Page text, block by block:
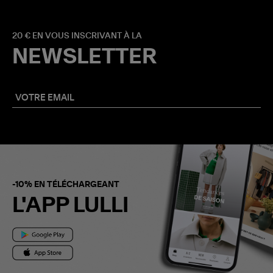
20 € EN VOUS INSCRIVANT À LA
NEWSLETTER
-10% EN TÉLÉCHARGEANT
L'APP LULLI